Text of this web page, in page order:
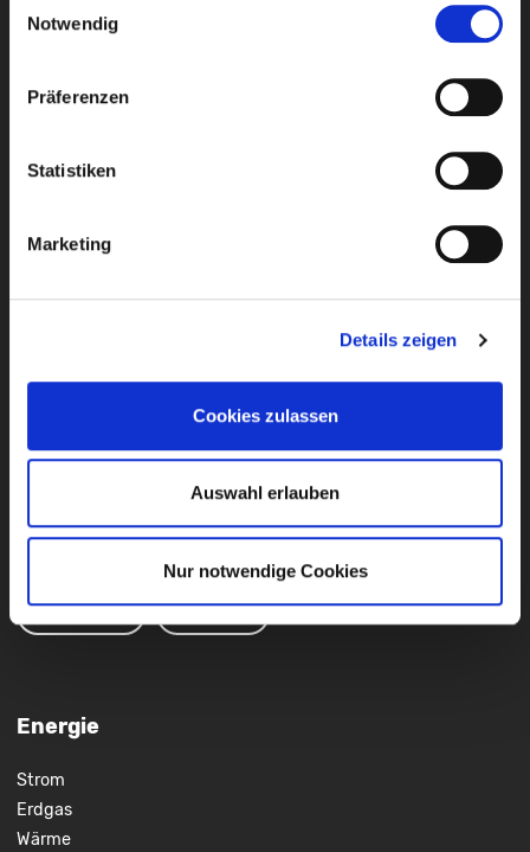
Notwendig
Präferenzen
Statistiken
Marketing
Details zeigen
Cookies zulassen
Auswahl erlauben
Nur notwendige Cookies
Erdgas
Netzanschlusswesen
09721931 - 481
Hafen
Energie
Strom
Erdgas
Wärme